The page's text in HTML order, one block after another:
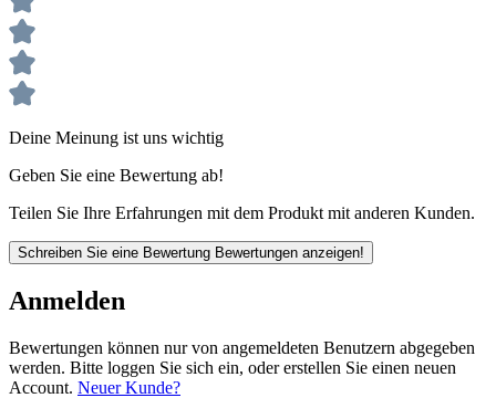
des Käufers bzw. Verarbeiters.
Sie entbinden nicht davon, unsere Produkte grundsätzlich auf ihre Eignung
für den vorgesehenen Anwendungszweck in eigener Verantwortung zu
prüfen.
Deine Meinung ist uns wichtig
Geben Sie eine Bewertung ab!
Teilen Sie Ihre Erfahrungen mit dem Produkt mit anderen Kunden.
Schreiben Sie eine Bewertung Bewertungen anzeigen!
Anmelden
Bewertungen können nur von angemeldeten Benutzern abgegeben
werden. Bitte loggen Sie sich ein, oder erstellen Sie einen neuen
Account. Neuer Kunde?